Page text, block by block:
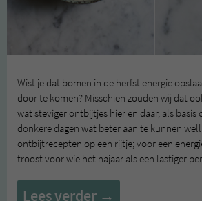
Wist je dat bomen in de herfst energie
door te komen? Misschien zouden wij dat
wat steviger ontbijtjes hier en daar, als basis
donkere dagen wat beter aan te kunnen
ontbijtrecepten op een rijtje; voor een
troost voor wie het najaar als een lastiger
Lees verder Vijf
→